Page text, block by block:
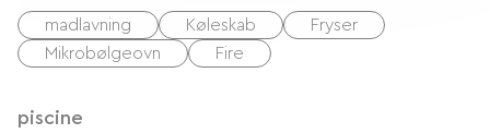
madlavning Køleskab
Fryser
Mikrobølgeovn
Fire
piscine